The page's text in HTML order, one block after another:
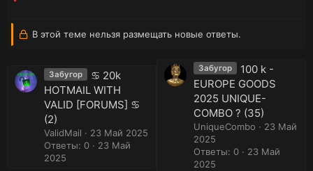
В этой теме нельзя размещать новые ответы.
Забугор
♋ 20k
HOTMAIL WITH
VALID [FORUMS] ♋
(2)
ValidMail
23 Май 2025
Ответы: 0
23 Май
2025
Забугор
100 k -
EUROPE GOODS
2025 UNIQUE-
COMBO ? (35)
UniqueCombo
23 Май
2025
Ответы: 0
23 Май
2025